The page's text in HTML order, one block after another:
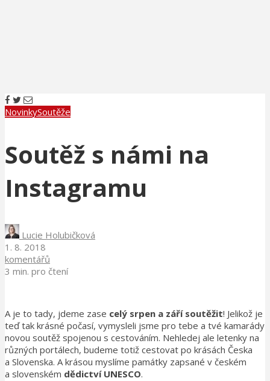
NovinkySoutěže
Soutěž s námi na
Instagramu
Lucie Holubičková
1. 8. 2018
komentářů
3 min. pro čtení
A je to tady, jdeme zase celý srpen a září soutěžit! Jelikož je
teď tak krásné počasí, vymysleli jsme pro tebe a tvé kamarády
novou soutěž spojenou s cestováním. Nehledej ale letenky na
různých portálech, budeme totiž cestovat po krásách Česka
a Slovenska. A krásou myslíme památky zapsané v českém
a slovenském dědictví UNESCO.